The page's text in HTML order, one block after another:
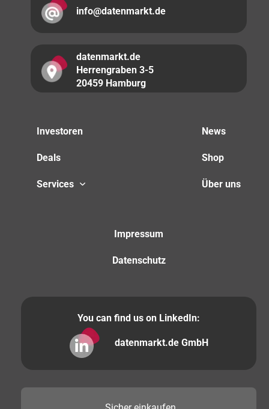
info@datenmarkt.de
datenmarkt.de
Herrengraben 3-5
20459 Hamburg
Investoren
Deals
Services
News
Shop
Über uns
Impressum
Datenschutz
You can find us on LinkedIn:
datenmarkt.de GmbH